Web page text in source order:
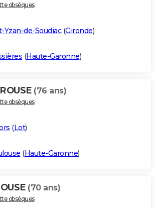
obsèques
Yzan-de-Soudiac(Gironde)
(Haute-Garonne)
(76 ans)
obsèques
(Lot)
(Haute-Garonne)
(70 ans)
obsèques